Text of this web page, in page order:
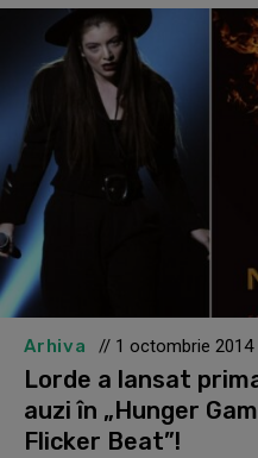
Arhiva // 1 octombrie 2014
Lorde a lansat
auzi în „Hunger
Flicker Beat”!